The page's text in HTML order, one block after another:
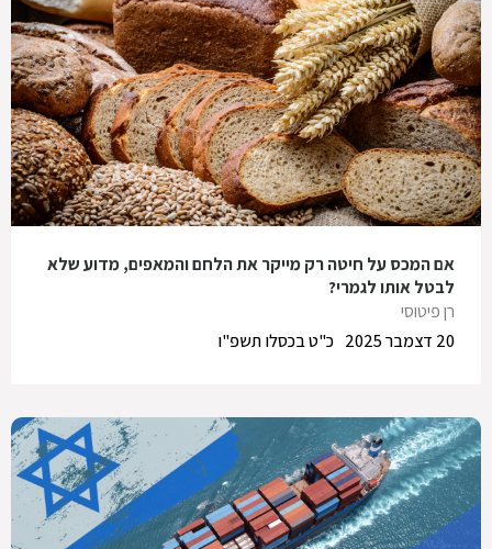
אם המכס על חיטה רק מייקר את הלחם והמאפים, מדוע שלא
לבטל אותו לגמרי?
רן פיטוסי
כ"ט בכסלו תשפ"ו
20 דצמבר 2025